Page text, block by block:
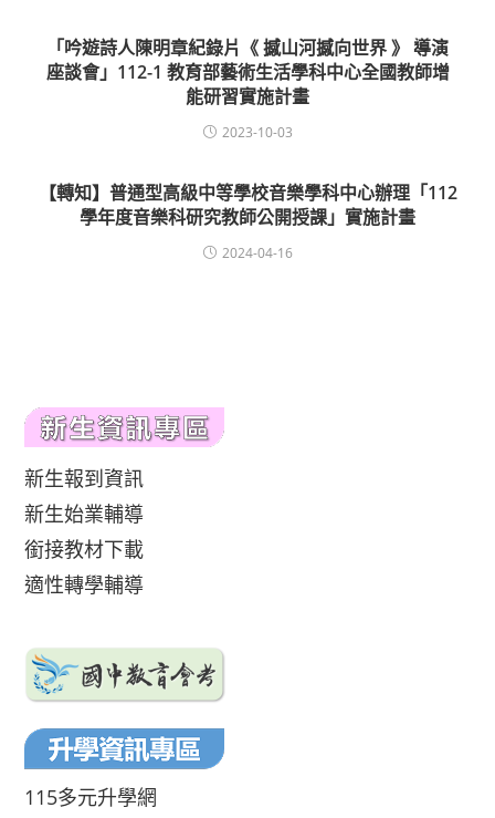
「吟遊詩人陳明章紀錄片《 撼山河撼向世界 》 導演
座談會」112-1 教育部藝術生活學科中心全國教師增
能研習實施計畫
2023-10-03
【轉知】普通型高級中等學校音樂學科中心辦理「112
學年度音樂科研究教師公開授課」實施計畫
2024-04-16
新生報到資訊
新生始業輔導
銜接教材下載
適性轉學輔導
115多元升學網